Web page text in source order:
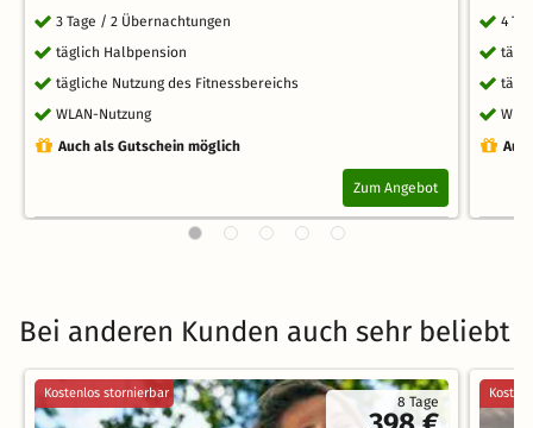
3 Tage / 2 Übernachtungen
täglich Halbpension
tägliche Nutzung des Fitnessbereichs
WLAN-Nutzung
Auch als Gutschein möglich
Zum Angebot
4
Bei anderen Kunden auch sehr beliebt
8 Tage
Kostenlos stornierbar